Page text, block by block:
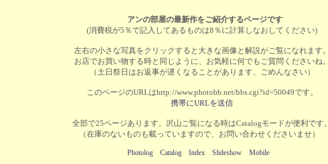
アンの部屋の最新作をご紹介するページです
(消費税が5％で記入してあるものは8％に計算しなおしてください)
左右の小さな写真をクリックすると大きな画像と解説がご覧になれます。
お店でお買い物する時と同じように、お気軽に何でもご質問くださいね。
（土日祭日はお返事が遅くなることがあります、ごめんなさい）
このページのURLはhttp://www.photobb.net/bbs.cgi?id=50049です。
携帯にURLを送信
全部で25ページあります。沢山ご覧になる時はCatalogモードが便利です。
（在庫のないものも載っていますので、お問い合わせくださいませ）
Photolog Catalog Index Slideshow
Mobile